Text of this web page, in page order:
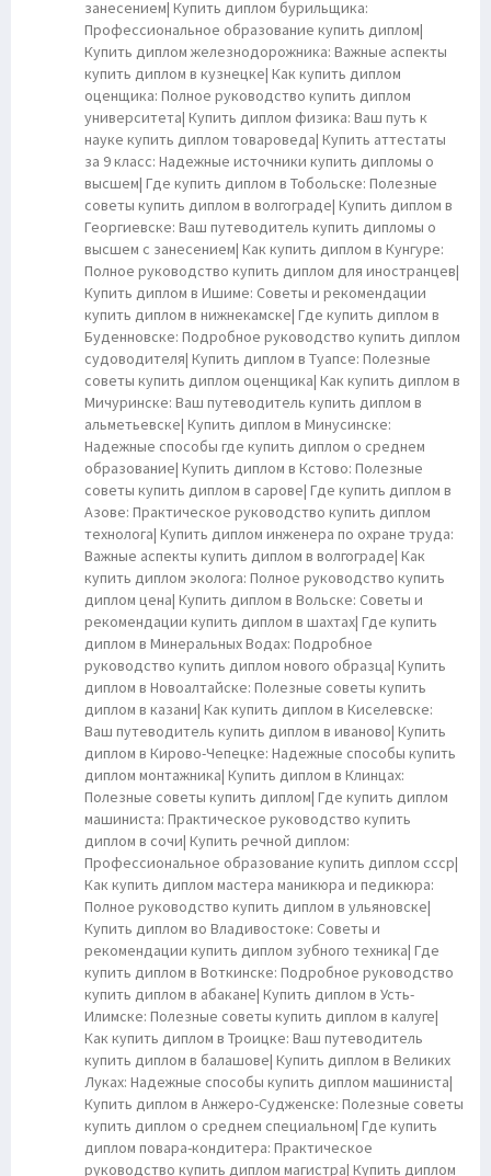
занесением| Купить диплом бурильщика:
Профессиональное образование купить диплом|
Купить диплом железнодорожника: Важные аспекты
купить диплом в кузнецке| Как купить диплом
оценщика: Полное руководство купить диплом
университета| Купить диплом физика: Ваш путь к
науке купить диплом товароведа| Купить аттестаты
за 9 класс: Надежные источники купить дипломы о
высшем| Где купить диплом в Тобольске: Полезные
советы купить диплом в волгограде| Купить диплом в
Георгиевске: Ваш путеводитель купить дипломы о
высшем с занесением| Как купить диплом в Кунгуре:
Полное руководство купить диплом для иностранцев|
Купить диплом в Ишиме: Советы и рекомендации
купить диплом в нижнекамске| Где купить диплом в
Буденновске: Подробное руководство купить диплом
судоводителя| Купить диплом в Туапсе: Полезные
советы купить диплом оценщика| Как купить диплом в
Мичуринске: Ваш путеводитель купить диплом в
альметьевске| Купить диплом в Минусинске:
Надежные способы где купить диплом о среднем
образование| Купить диплом в Кстово: Полезные
советы купить диплом в сарове| Где купить диплом в
Азове: Практическое руководство купить диплом
технолога| Купить диплом инженера по охране труда:
Важные аспекты купить диплом в волгограде| Как
купить диплом эколога: Полное руководство купить
диплом цена| Купить диплом в Вольске: Советы и
рекомендации купить диплом в шахтах| Где купить
диплом в Минеральных Водах: Подробное
руководство купить диплом нового образца| Купить
диплом в Новоалтайске: Полезные советы купить
диплом в казани| Как купить диплом в Киселевске:
Ваш путеводитель купить диплом в иваново| Купить
диплом в Кирово-Чепецке: Надежные способы купить
диплом монтажника| Купить диплом в Клинцах:
Полезные советы купить диплом| Где купить диплом
машиниста: Практическое руководство купить
диплом в сочи| Купить речной диплом:
Профессиональное образование купить диплом ссср|
Как купить диплом мастера маникюра и педикюра:
Полное руководство купить диплом в ульяновске|
Купить диплом во Владивостоке: Советы и
рекомендации купить диплом зубного техника| Где
купить диплом в Воткинске: Подробное руководство
купить диплом в абакане| Купить диплом в Усть-
Илимске: Полезные советы купить диплом в калуге|
Как купить диплом в Троицке: Ваш путеводитель
купить диплом в балашове| Купить диплом в Великих
Луках: Надежные способы купить диплом машиниста|
Купить диплом в Анжеро-Судженске: Полезные советы
купить диплом о среднем специальном| Где купить
диплом повара-кондитера: Практическое
руководство купить диплом магистра| Купить диплом